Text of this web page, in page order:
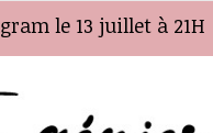
le 13 juillet à 21H